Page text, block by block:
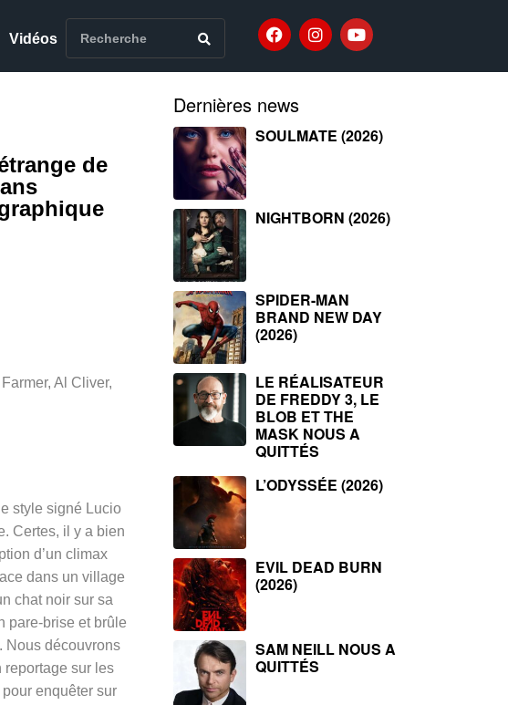
Vidéos
de
Al Cliver,
style signé Lucio
Certes, il y a bien
d’un climax
dans un village
chat noir sur sa
pare-brise et brûle
Nous découvrons
reportage sur les
enquêter sur
Dernières news
SOULMATE (2026)
NIGHTBORN (2026)
SPIDER-MAN
BRAND NEW DAY
(2026)
LE RÉALISATEUR
DE FREDDY 3, LE
BLOB ET THE
MASK NOUS A
QUITTÉS
L’ODYSSÉE (2026)
EVIL DEAD BURN
(2026)
SAM NEILL NOUS A
QUITTÉS